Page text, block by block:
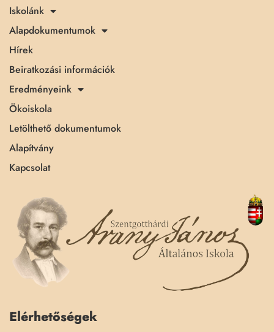
Iskolánk
Alapdokumentumok
Hírek
Beiratkozási információk
Eredményeink
Ökoiskola
Letölthető dokumentumok
Alapítvány
Kapcsolat
Elérhetőségek